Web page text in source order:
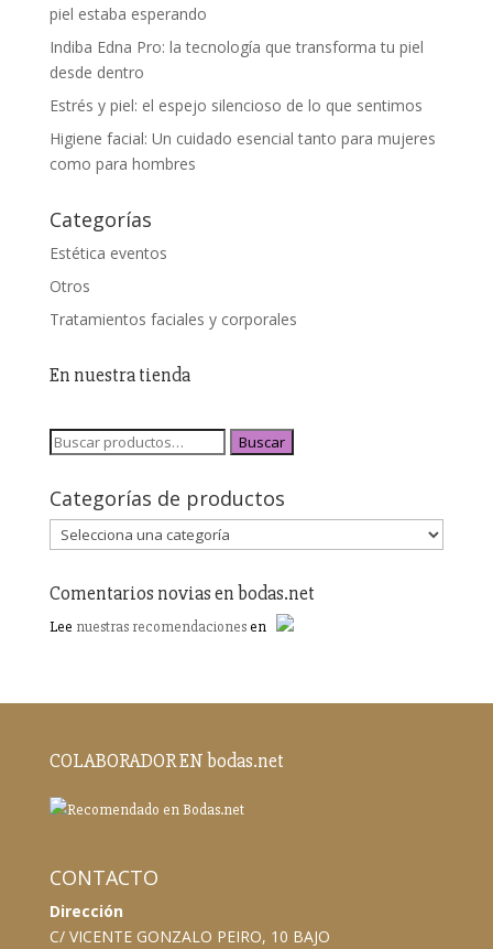
piel estaba esperando
Indiba Edna Pro: la tecnología que transforma tu piel
desde dentro
Estrés y piel: el espejo silencioso de lo que sentimos
Higiene facial: Un cuidado esencial tanto para mujeres
como para hombres
Categorías
Estética eventos
Otros
Tratamientos faciales y corporales
En nuestra tienda
Buscar
Categorías de productos
Comentarios novias en bodas.net
Lee nuestras recomendacionesen
COLABORADOR EN bodas.net
CONTACTO
Dirección
C/ VICENTE GONZALO PEIRO, 10 BAJO